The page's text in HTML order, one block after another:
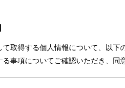
取得する個人情報について、以下
事項についてご確認いただき、同